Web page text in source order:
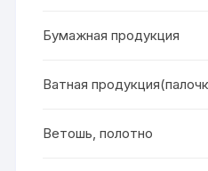
Бумажная продукция
Ватная
Ветошь, полотно